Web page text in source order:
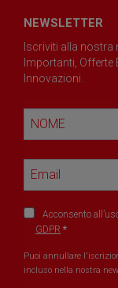
NEWSLETTER
Iscriviti alla nostra
Importanti, Offerte
Innovazioni.
Acconsento
GDPR
Puoi annullare
incluso nella nostra